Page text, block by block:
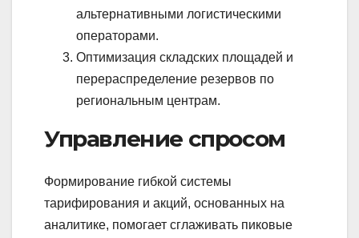
альтернативными логистическими
операторами.
Оптимизация складских площадей и
перераспределение резервов по
региональным центрам.
Управление спросом
Формирование гибкой системы
тарифирования и акций, основанных на
аналитике, помогает сглаживать пиковые